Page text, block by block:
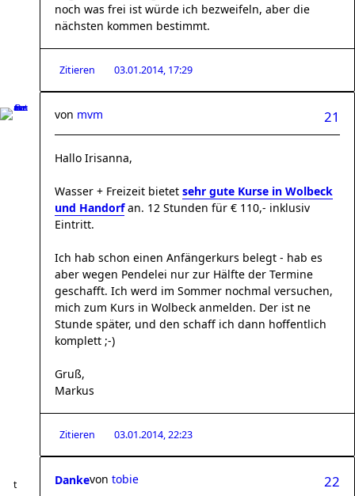
noch was frei ist würde ich bezweifeln, aber die
nächsten kommen bestimmt.
Zitieren 03.01.2014, 17:29
21
von mvm
Hallo Irisanna,
Wasser + Freizeit bietet sehr gute Kurse in Wolbeck
und Handorfan. 12 Stunden für € 110,- inklusiv
Eintritt.
Ich hab schon einen Anfängerkurs belegt - hab es
aber wegen Pendelei nur zur Hälfte der Termine
geschafft. Ich werd im Sommer nochmal versuchen,
mich zum Kurs in Wolbeck anmelden. Der ist ne
Stunde später, und den schaff ich dann hoffentlich
komplett ;-)
Gruß,
Markus
Zitieren 03.01.2014, 22:23
Danke 22
von tobie